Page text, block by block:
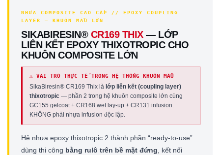
NHỰA COMPOSITE CAO CẤP // EPOXY COUPLING
LAYER — KHUÔN MẪU LỚN
SIKABIRESIN® CR169 THIX— LỚP
LIÊN KẾT EPOXY THIXOTROPIC CHO
KHUÔN COMPOSITE LỚN
⚠ VAI TRÒ THỰC TẾ TRONG HỆ THỐNG KHUÔN MẪU
SikaBiresin® CR169 Thix là lớp liên kết (coupling layer)
thixotropic — phần 2 trong hệ khuôn composite lớn cùng
GC155 gelcoat + CR168 wet lay-up + CR131 infusion.
KHÔNG phải nhựa infusion độc lập.
Hệ nhựa epoxy thixotropic 2 thành phần “ready-to-use”
dùng thi công bằng rulô trên bề mặt đứng , kết nối